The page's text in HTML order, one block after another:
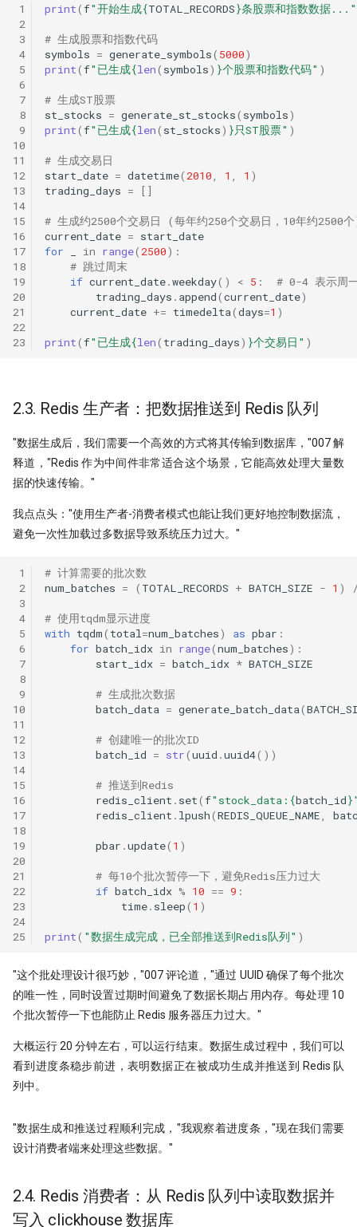
1
2
3
4
5
6
7
8
9
10
11
12
13
14
15
16
17
18
19
20
21
22
23
print(f"开始生成{TOTAL_RECORDS}条股票和指数数据..."
# 生成股票和指数代码
symbols = generate_symbols( 5000)
print(f"已生成{len( symbols) }个股票和指数代码" )
# 生成ST股票
st_stocks = generate_st_stocks( symbols)
print(f"已生成{len( st_stocks) }只ST股票" )
# 生成交易日
start_date = datetime( 2010 1 1 )
trading_days = []
# 生成约2500个交易日 (每年约250个交易日，10年约2500
current_date = start_date
for
in range( 2500):
# 跳过周末
if current_date.weekday() < 5 :
# 0-4 表示周
trading_days . append(current_date)
current_date += timedelta(days=1 )
print(f"已生成{len( trading_days) }个交易日" )
2.3. Redis 生产者：把数据推送到 Redis 队列
"数据生成后，我们需要一个高效的方式将其传输到数据库，"007 解
释道，"Redis 作为中间件非常适合这个场景，它能高效处理大量数
据的快速传输。"
我点点头："使用生产者-消费者模式也能让我们更好地控制数据流，
避免一次性加载过多数据导致系统压力过大。"
1
2
3
4
5
6
7
8
9
10
11
12
13
14
15
16
17
18
19
20
21
22
23
24
25
# 计算需要的批次数
num_batches = ( TOTAL_RECORDS + BATCH_SIZE - 1 )
# 使用tqdm显示进度
with tqdm( total =num_batches) as pbar :
for batch_idx in range(num_batches):
start_idx = batch_idx * BATCH_SIZE
# 生成批次数据
batch_data = generate_batch_data(
# 创建唯一的批次ID
batch_id = str(uuid .uuid4())
# 推送到Redis
redis_client . set(f"stock_data: {batch_id}
redis_client . lpush(REDIS_QUEUE_NAME
pbar .update( 1 )
# 每10个批次暂停一下，避免Redis压力过大
if batch_idx % 10 == 9 :
time. sleep( 1 )
print( "数据生成完成，已全部推送到Redis队列" )
"这个批处理设计很巧妙，"007 评论道，"通过 UUID 确保了每个批次
的唯一性，同时设置过期时间避免了数据长期占用内存。每处理 10
个批次暂停一下也能防止 Redis 服务器压力过大。"
大概运行 20 分钟左右，可以运行结束。数据生成过程中，我们可以
看到进度条稳步前进，表明数据正在被成功生成并推送到 Redis 队
列中。
"数据生成和推送过程顺利完成，"我观察着进度条，"现在我们需要
设计消费者端来处理这些数据。"
2.4. Redis 消费者：从 Redis 队列中读取数据并
写入 clickhouse 数据库